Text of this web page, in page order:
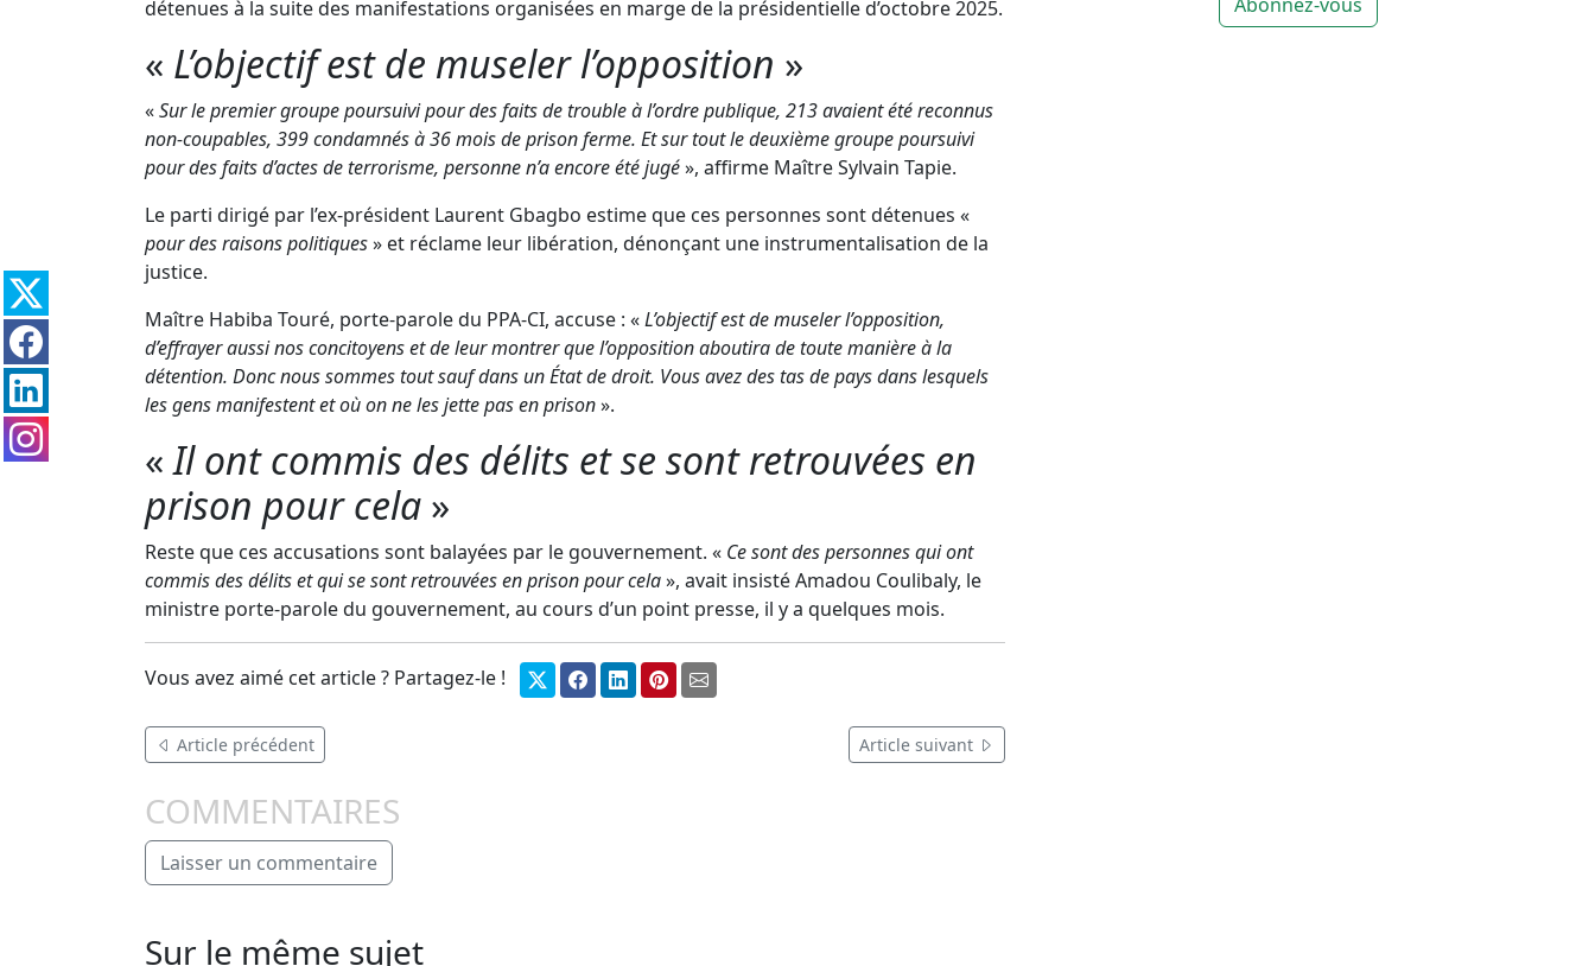
détenues à la suite des manifestations organisées en marge de la présidentielle d’octobre 2025.
« L’objectif est de museler l’opposition »
«Sur le premier groupe poursuivi pour des faits de trouble à l’ordre publique, 213 avaient été reconnus
non-coupables, 399 condamnés à 36 mois de prison ferme. Et sur tout le deuxième groupe poursuivi
pour des faits d’actes de terrorisme, personne n’a encore été jugé», affirme Maître Sylvain Tapie.
Le parti dirigé par l’ex-président Laurent Gbagbo estime que ces personnes sont détenues «
pour des raisons politiques» et réclame leur libération, dénonçant une instrumentalisation de la
justice.
Maître Habiba Touré, porte-parole du PPA-CI, accuse : «L’objectif est de museler l’opposition,
d’effrayer aussi nos concitoyens et de leur montrer que l’opposition aboutira de toute manière à la
détention. Donc nous sommes tout sauf dans un État de droit. Vous avez des tas de pays dans lesquels
les gens manifestent et où on ne les jette pas en prison».
«Il ont commis des délits et se sont retrouvées en
prison pour cela »
Reste que ces accusations sont balayées par le gouvernement. « Ce sont des personnes qui ont
commis des délits et qui se sont retrouvées en prison pour cela», avait insisté Amadou Coulibaly, le
ministre porte-parole du gouvernement, au cours d’un point presse, il y a quelques mois.
Vous avez aimé cet article ? Partagez-le !
Article précédent Article suivant
COMMENTAIRES
Laisser un commentaire
Sur le même sujet